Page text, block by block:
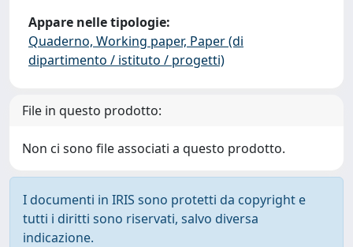
Appare nelle tipologie:
Quaderno, Working paper, Paper (di
dipartimento / istituto / progetti)
File in questo prodotto:
Non ci sono file associati a questo prodotto.
I documenti in IRIS sono protetti da copyright e
tutti i diritti sono riservati, salvo diversa
indicazione.